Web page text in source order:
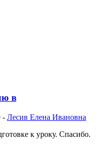
в
- Лесив Елена Ивановна
к уроку. Спасибо.